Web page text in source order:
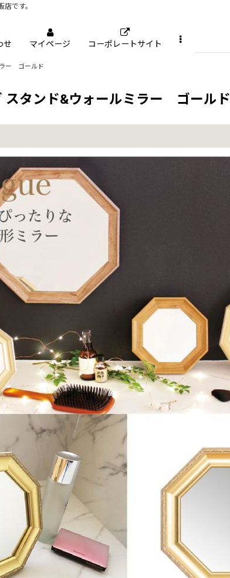
です。
せ マイページ コーポレートサイト
ラー ゴールド
スタンド&ウォールミラー ゴールド